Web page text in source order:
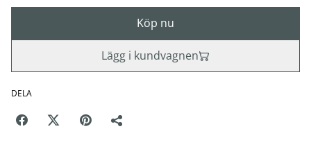
Köp nu
Lägg i kundvagnen
DELA